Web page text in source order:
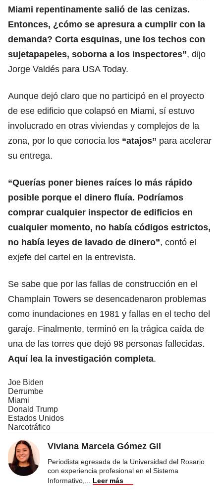
Miami repentinamente salió de las cenizas.
Entonces, ¿cómo se apresura a cumplir con la
demanda? Corta esquinas, une los techos con
sujetapapeles, soborna a los inspectores”, dijo
Jorge Valdés para USA Today.
Aunque dejó claro que no participó en el proyecto
de ese edificio que colapsó en Miami, sí estuvo
involucrado en otras viviendas y complejos de la
zona, por lo que conocía los “atajos” para acelerar
su entrega.
“Querías poner bienes raíces lo más rápido
posible porque el dinero fluía. Podríamos
comprar cualquier inspector de edificios en
cualquier momento, no había códigos estrictos,
no había leyes de lavado de dinero”, contó el
exjefe del cartel en la entrevista.
Se sabe que por las fallas de construcción en el
Champlain Towers se desencadenaron problemas
como inundaciones en 1981 y fallas en el techo del
garaje. Finalmente, terminó en la trágica caída de
una de las torres que dejó 98 personas fallecidas.
Aquí lea la investigación completa.
Joe Biden
Derrumbe
Miami
Donald Trump
Estados Unidos
Narcotráfico
Viviana Marcela Gómez Gil
Periodista egresada de la Universidad del Rosario
con experiencia profesional en el Sistema
Informativo,
Leer más